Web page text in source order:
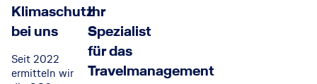
Sie auf die Schaltfläche klicken, erklären
Sie sich mit der Nutzung des Dienstes
einverstanden.
Klimaschutz
bei uns
Seit 2022
ermitteln wir
Ihr
Spezialist
für das
Travelmanagement